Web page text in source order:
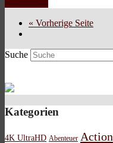
« Vorherige Seite
Suche
Kategorien
4K UltraHD Abenteuer Action